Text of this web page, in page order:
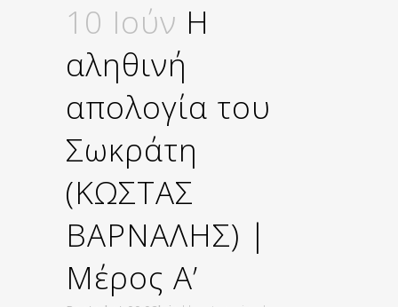
10 Ιούν Η
αληθινή
απολογία του
Σωκράτη
(ΚΩΣΤΑΣ
ΒΑΡΝΑΛΗΣ) |
Μέρος Α’